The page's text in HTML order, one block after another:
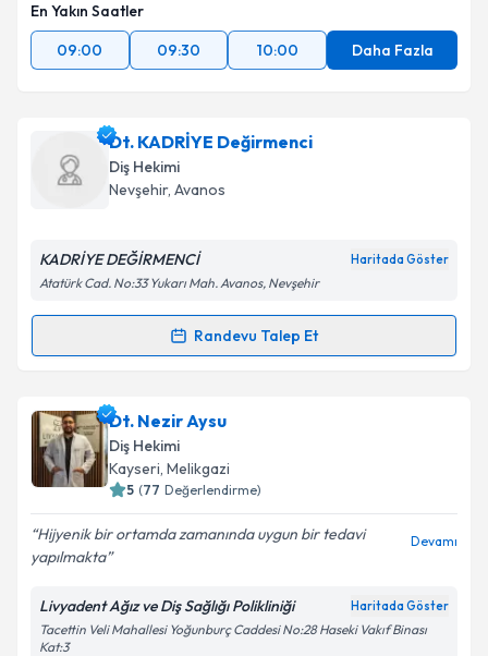
Takvim Talebini Gönder
En Yakın Saatler
09:00
09:30 10:00 Daha Fazla
Dt. KADRİYE Değirmenci
Diş Hekimi
Nevşehir, Avanos
KADRİYE DEĞİRMENCİ Haritada Göster
Atatürk Cad. No:33 Yukarı Mah. Avanos, Nevşehir
Randevu Talep Et
Randevu Takvimi Talebi
Dt. KADRİYE Değirmenci
oluşturun. Size bu uzmandan randevu almanız için bir
takvim hazırlandığında e-posta ile bilgilendireceğiz.
Kişisel verilerimin işlenmesine ilişkin
Aydınlatma
Metni'ni okudum ve kişisel verilerimin belirtilen
Dt. Nezir Aysu
Diş Hekimi
Kayseri, Melikgazi
5 (77 Değerlendirme)
Hijyenik bir ortamda zamanında uygun bir tedavi
yapılmakta
Devamı
Livyadent Ağız ve Diş Sağlığı Polikliniği Haritada Göster
Tacettin Veli Mahallesi Yoğunburç Caddesi No:28 Haseki Vakıf Binası
Kat:3